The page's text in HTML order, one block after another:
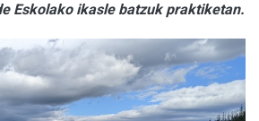
Eskolako ikasle batzuk praktiketan.